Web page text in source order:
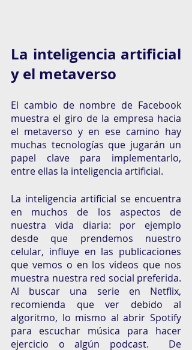
La inteligencia artificial
y el metaverso
El cambio de nombre de Facebook
muestra el giro de la empresa hacia
el metaverso y en ese camino hay
muchas tecnologías que jugarán un
papel clave para implementarlo,
entre ellas la inteligencia artificial.
La inteligencia artificial se encuentra
en muchos de los aspectos de
nuestra vida diaria: por ejemplo
desde que prendemos nuestro
celular, influye en las publicaciones
que vemos o en los videos que nos
muestra nuestra red social preferida.
Al buscar una serie en Netflix,
recomienda que ver debido al
algoritmo, lo mismo al abrir Spotify
para escuchar música para hacer